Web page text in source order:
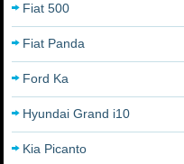
Fiat 500
Fiat Panda
Ford Ka
Hyundai Grand i10
Kia Picanto